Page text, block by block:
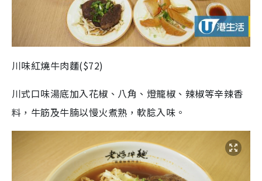
川味紅燒牛肉麵($72)
川式口味湯底加入花椒、八角、燈籠椒、辣椒等辛辣香
料，牛筋及牛腩以慢火煮熟，軟腍入味。